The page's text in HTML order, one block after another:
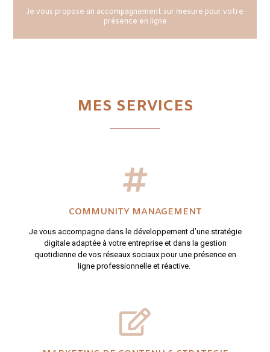
Je vous propose un accompagnement sur mesure pour votre
présence en ligne
MES SERVICES
COMMUNITY MANAGEMENT
Je vous accompagne dans le développement d’une stratégie
digitale adaptée à votre entreprise et dans la gestion
quotidienne de vos réseaux sociaux pour une présence en
ligne professionnelle et réactive.